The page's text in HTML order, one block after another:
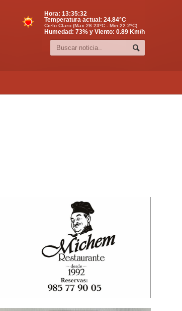
Hora: 13:35:33
Temperatura actual: 24.84°C
Cielo Claro (Max.26.23ºC - Min.22.2ºC)
Humedad: 73% y Viento: 0.89 Km/h